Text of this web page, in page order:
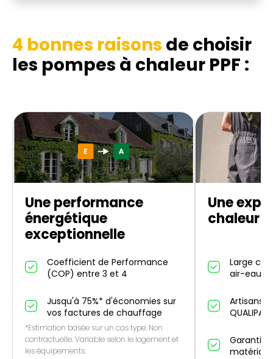
4 bonnes raisons de choisir
les pompes à chaleur PPF :
Une performance
énergétique
exceptionnelle
Coefficient de Performance
(COP) entre 3 et 4
Jusqu'à 75%* d'économies sur
vos factures de chauffage
*Estimation basée sur un cas type. Non
contractuelle. Variable selon le logement et
les équipements.
Une
chaleur
Large
air-eau
Artisans
QUALIPAC
Garantie
matériaux